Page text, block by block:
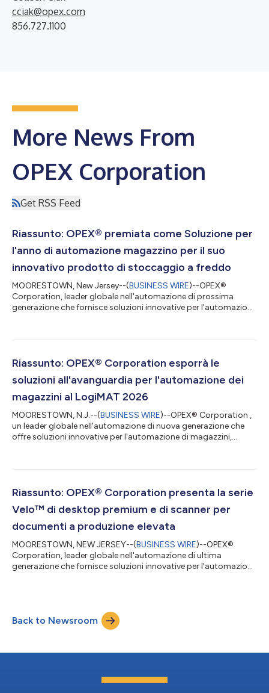
cciak@opex.com
856.727.1100
More News From
OPEX Corporation
Get RSS Feed
Riassunto: OPEX® premiata come Soluzione per
l'anno di automazione magazzino per il suo
innovativo prodotto di stoccaggio a freddo
MOORESTOWN, New Jersey--(BUSINESS WIRE)--OPEX®
Corporation, leader globale nell'automazione di prossima
generazione che fornisce soluzioni innovative per l'automazione
assegnato dalla rivista Logistics Matters. OPEX è stato
multizona e multiprofondità per sistemi automatizzati di
evasione ordini in magazzino, una novità assoluta, r...
Riassunto: OPEX® Corporation esporrà le
soluzioni all'avanguardia per l'automazione dei
magazzini al LogiMAT 2026
MOORESTOWN, N.J.--(BUSINESS WIRE)--OPEX® Corporation ,
un leader globale nell'automazione di nuova generazione che
offre soluzioni innovative per l'automazione di magazzini,
grande al mondo per soluzioni di intralogistica e gestione dei
fieristico di Stoccarda, in Germania. “Il nostro team è
impaziente di partecipare a LogiMAT e...
Riassunto: OPEX® Corporation presenta la serie
Velo™ di desktop premium e di scanner per
documenti a produzione elevata
MOORESTOWN, NEW JERSEY--(BUSINESS WIRE)--OPEX®
Corporation, leader globale nell'automazione di ultima
generazione che fornisce soluzioni innovative per l'automazione
produzione elevata. Gli scanner OPEX Velo sono pensati per
garantire prestazioni eccezionali, affidabilità e qualità di
immagine e per offrire conne...
Back to Newsroom